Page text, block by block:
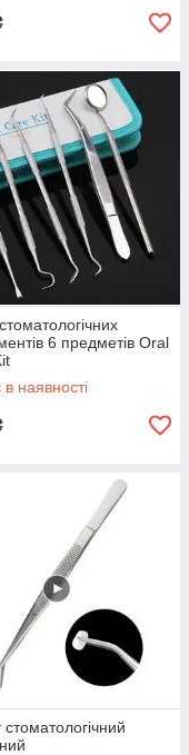
6 предметів Oral
наявності
стоматологічний